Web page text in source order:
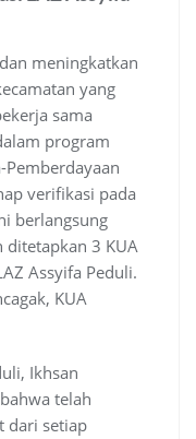
meningkatkan
yang
sama
program
Pemberdayaan
verifikasi pada
berlangsung
ditetapkan 3 KUA
Assyifa Peduli.
KUA
Ikhsan
telah
dari setiap